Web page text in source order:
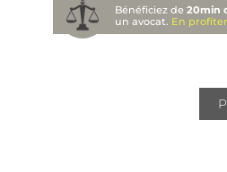
Bénéficiez de20min
un avocat. En profiter